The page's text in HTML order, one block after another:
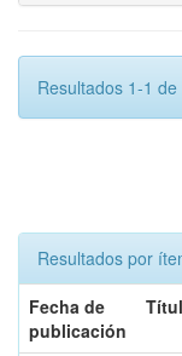
Resultados 1-1 de
Resultados por
Fecha de
publicación